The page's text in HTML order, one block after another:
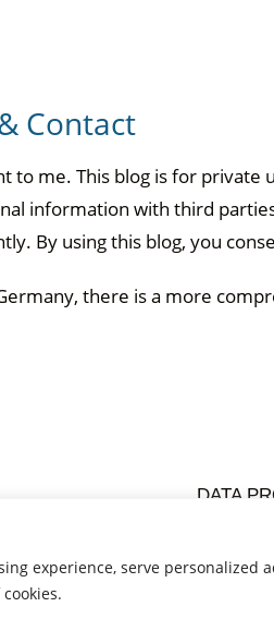
experience, serve personalized
Contact
to me. This blog is for
information with third
By using this blog, you
there is a more
DATA